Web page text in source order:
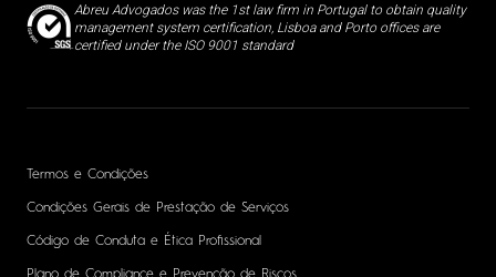
Abreu Advogados was the 1st law firm in Portugal to obtain quality
management system certification, Lisboa and Porto offices are
certified under the ISO 9001 standard
Termos e Condições
Condições Gerais de Prestação de Serviços
Código de Conduta e Ética Profissional